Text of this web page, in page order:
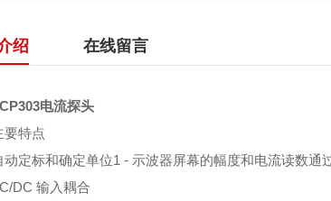
绍 在线留言
电流探头
特点
标和确定单位1 - 示波器屏幕的幅度和电流读数通
输入耦合